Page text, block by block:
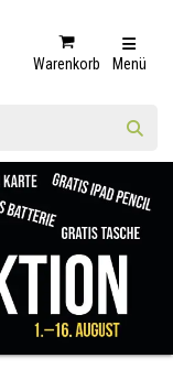
Warenkorb Menü